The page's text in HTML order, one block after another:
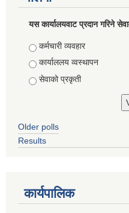
यस कार्यालयवाट प्रदान गरिने
Choices
कर्मचारी व्यवहार
कार्याललय व्वस्थापन
सेवाको प्रकृती
Older polls
Results
कार्यपालिक